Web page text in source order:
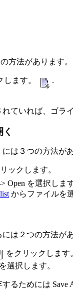
方法があります。
します。
.
ていれば、ゴラ
は３つの方法があ
ックします。
Open を選択します
からファイルを
は２つの方法があ
をクリックします
選択します。
るためには Save